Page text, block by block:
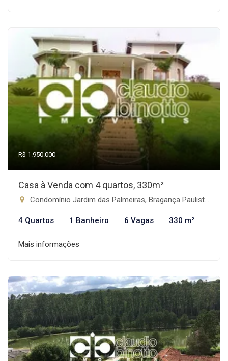
R$ 1.950.000
Casa à Venda com 4 quartos, 330m²
Condomínio Jardim das Palmeiras, Bragança Paulista-SP
4 Quartos 1 Banheiro 6 Vagas 330 m²
Mais informações